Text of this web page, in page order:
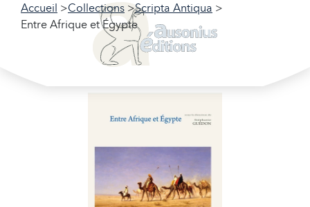
Accueil Collections
Scripta Antiqua
Entre Afrique et Égypte